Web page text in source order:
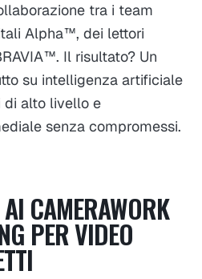
tra i team
Alpha™, dei lettori
Il risultato? Un
su intelligenza artificiale
di alto livello e
senza compromessi.
CAMERAWORK
PER VIDEO